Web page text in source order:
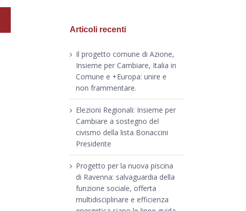
Articoli recenti
Il progetto comune di Azione,
Insieme per Cambiare, Italia in
Comune e +Europa: unire e
non frammentare.
Elezioni Regionali: Insieme per
Cambiare a sostegno del
civismo della lista Bonaccini
Presidente
Progetto per la nuova piscina
di Ravenna: salvaguardia della
funzione sociale, offerta
multidisciplinare e efficienza